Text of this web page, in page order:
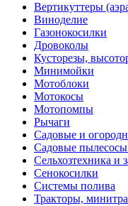
Вертикуттеры
Виноделие
Газонокосилки
Дровоколы
Кусторезы,
Минимойки
Мотоблоки
Мотокосы
Мотопомпы
Рычаги
Садовые и
Садовые пылесосы
Сельхозтехника и
Сенокосилки
Системы полива
Тракторы,